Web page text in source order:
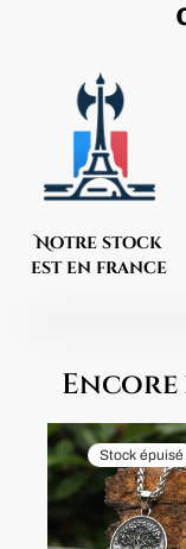
Notre stock
est en france
Encore
Stock épuisé